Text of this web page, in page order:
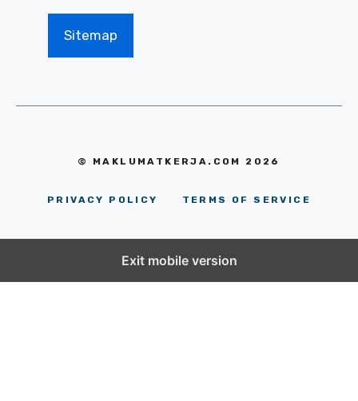
Sitemap
© MAKLUMATKERJA.COM 2026
PRIVACY POLICY TERMS OF SERVICE
Exit mobile version